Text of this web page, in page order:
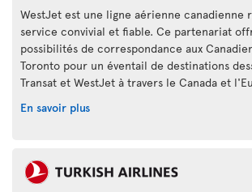
WestJet est une ligne aérienne canadienne
service convivial et fiable. Ce partenariat
possibilités de correspondance aux
Toronto pour un éventail de destinations
Transat et WestJet à travers le Canada et
En savoir plus